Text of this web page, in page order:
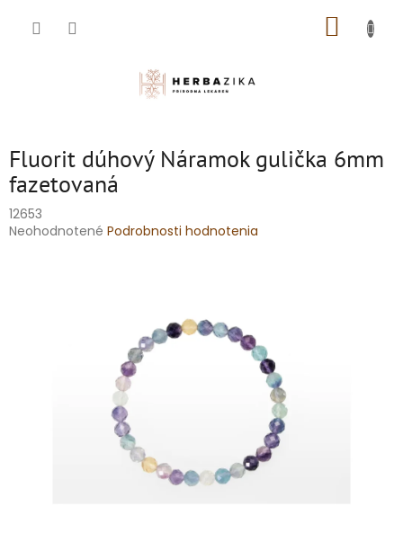
Fluorit dúhový Náramok gulička 6mm
fazetovaná
12653
Priemerné
Neohodnotené Podrobnosti hodnotenia